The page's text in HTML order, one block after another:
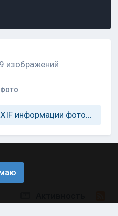
изображений
Просмотр EXIF информации фотографии